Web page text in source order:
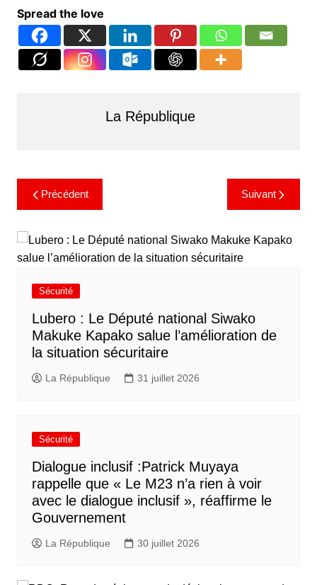
Spread the love
La République
Précédent Suivant
Sécurité
Lubero : Le Député national Siwako
Makuke Kapako salue l’amélioration de
la situation sécuritaire
La République 31 juillet 2026
Sécurité
Dialogue inclusif :Patrick Muyaya
rappelle que « Le M23 n’a rien à voir
avec le dialogue inclusif », réaffirme le
Gouvernement
La République 30 juillet 2026